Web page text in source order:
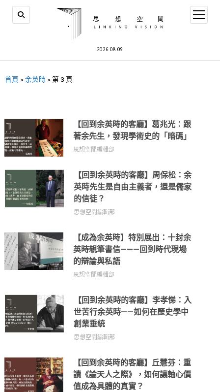
2026-08-09
首頁 >余英時 >第 3 頁
【回到余英時的客廳】葛兆光：跟
著余先生，發現學術史的「暗碼」
思想空間編輯部
【回到余英時的客廳】周保松：余
英時先生是自由主義者，還是儒家
的信徒？
思想空間編輯部
【成為余英時】特別展出：十封余
英時親筆書信———回到時代現場
的辯論與私語
思想空間編輯部
【回到余英時的客廳】李孝悌：入
世苦行余英時——如何在歷史學中
創業垂統
思想空間編輯部
【回到余英時的客廳】丘慧芬：重
讀《論天人之際》，如何讓軸心價
值成為具體的真實？